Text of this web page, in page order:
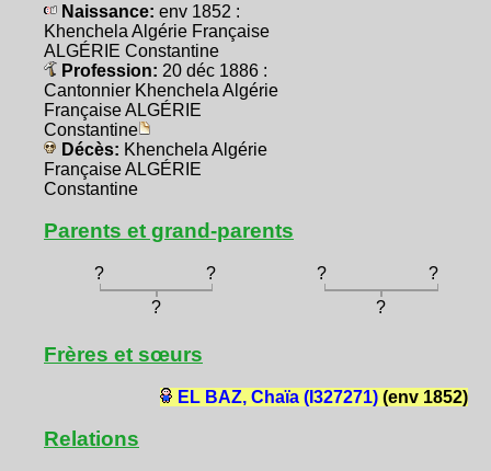
Naissance: env 1852 :
Khenchela Algérie Française
ALGÉRIE Constantine
Profession: 20 déc 1886 :
Cantonnier Khenchela Algérie
Française ALGÉRIE
Constantine
Décès: Khenchela Algérie
Française ALGÉRIE
Constantine
Parents et grand-parents
? ? ?
?
?
?
Frères et sœurs
EL BAZ, Chaïa (I327271)(env 1852)
Relations